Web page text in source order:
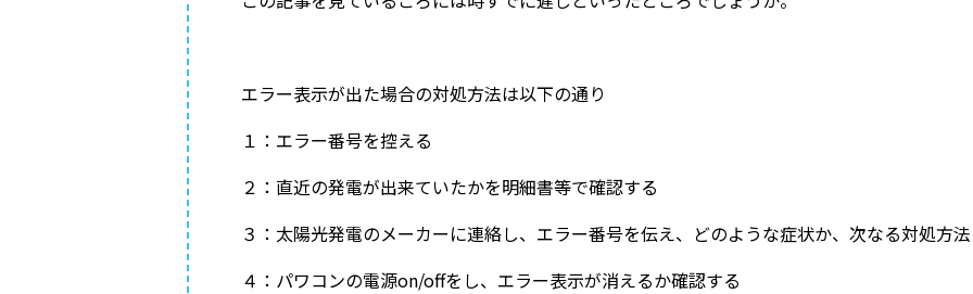
エラー表示が出た場合の対処方法は以下の通り
１：エラー番号を控える
２：直近の発電が出来ていたかを明細書等で確認する
３：太陽光発電のメーカーに連絡し、エラー番号を伝え、どのような症状か、次なる対処方
４：パワコンの電源on/offをし、エラー表示が消えるか確認する